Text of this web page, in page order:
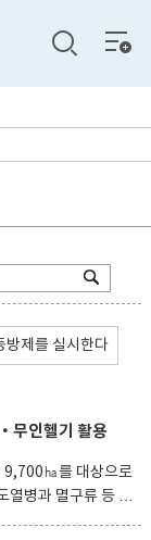
전체
메뉴
인헬기 활용
9,700㏊를 대상으로